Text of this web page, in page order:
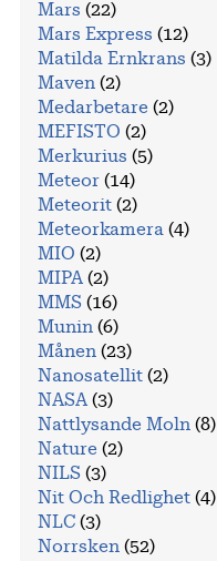
Mars (22)
Mars Express (12)
Matilda Ernkrans (3)
Maven (2)
Medarbetare (2)
MEFISTO (2)
Merkurius (5)
Meteor (14)
Meteorit (2)
Meteorkamera (4)
MIO (2)
MIPA (2)
MMS (16)
Munin (6)
Månen (23)
Nanosatellit (2)
NASA (3)
Nattlysande Moln (8)
Nature (2)
NILS (3)
Nit Och Redlighet (4)
NLC (3)
Norrsken (52)